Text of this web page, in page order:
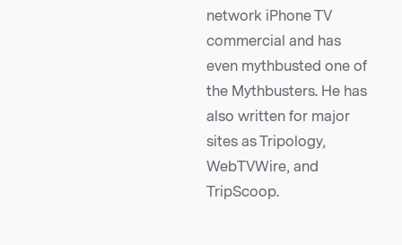
network iPhone TV
commercial and has
even mythbusted one of
the Mythbusters. He has
also written for major
sites as Tripology,
WebTVWire, and
TripScoop.